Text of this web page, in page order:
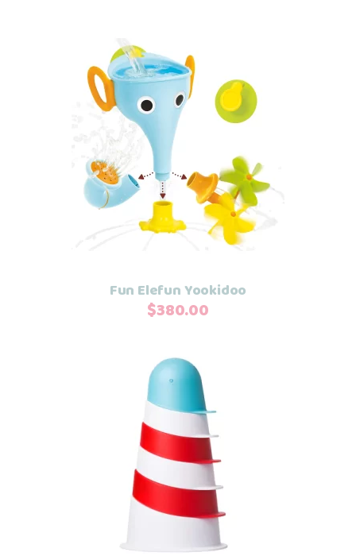
Añadir al carrito
Fun Elefun Yookidoo
$380.00
Añadir al carrito